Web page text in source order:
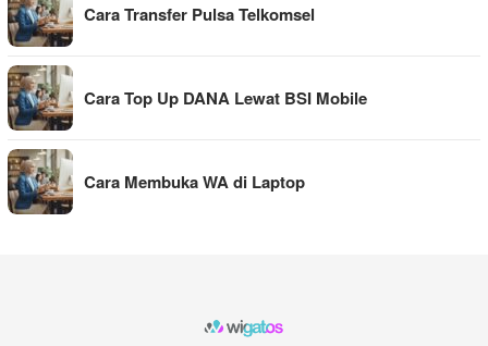
Cara Transfer Pulsa Telkomsel
Cara Top Up DANA Lewat BSI Mobile
Cara Membuka WA di Laptop